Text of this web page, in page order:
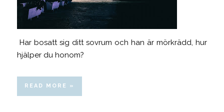
Har bosatt sig ditt sovrum och han är mörkrädd, hur
hjälper du honom?
READ MORE »